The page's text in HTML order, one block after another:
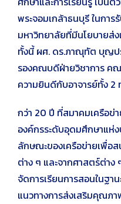
พระจอมเกล้าธนบุรี ในกา
มหาวิทยาลัยที่มีนโยบายส่
ทั้งนี้ ผศ. ดร.ภาณุทัต บุญป
รองคณบดีฝ่ายวิชาการ ค
ความยินดีกับอาจารย์ทั้ง 2
กว่า 20 ปี ที่สมาคมเครือข่
องค์กรระดับอุดมศึกษาแห่ง
ลักษณะของเครือข่ายเพื่อ
ต่าง ๆ และจากศาสตร์ต่า
จัดการเรียนการสอนในฐา
แนวทางการส่งเสริมคุณภ